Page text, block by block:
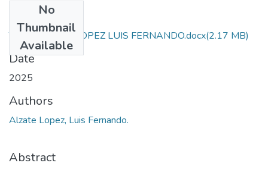
No
Thumbnail
Available
TESIS ALZATE LOPEZ LUIS FERNANDO.docx(2.17 MB)
Date
2025
Authors
Alzate Lopez, Luis Fernando.
Abstract